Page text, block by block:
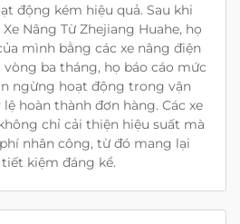
động kém hiệu quả. Sau khi
Nâng Từ Zhejiang Huahe, họ
mình bằng các xe nâng điện
ba tháng, họ báo cáo mức
ngừng hoạt động trong vận
hoàn thành đơn hàng. Các xe
chỉ cải thiện hiệu suất mà
nhân công, từ đó mang lại
kiệm đáng kể.